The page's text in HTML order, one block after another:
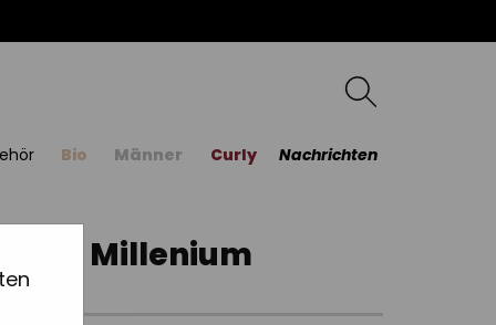
Bio Männer Curly Nachrichten
Millenium